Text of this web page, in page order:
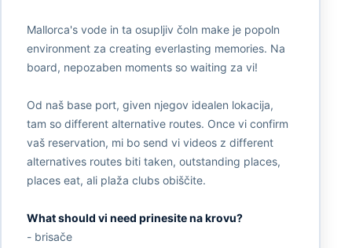
Mallorca's vode in ta osupljiv čoln make je popoln
environment za creating everlasting memories. Na
board, nepozaben moments so waiting za vi!
Od naš base port, given njegov idealen lokacija,
tam so different alternative routes. Once vi confirm
vaš reservation, mi bo send vi videos z different
alternatives routes biti taken, outstanding places,
places eat, ali plaža clubs obiščite.
What should vi need prinesite na krovu?
- brisače